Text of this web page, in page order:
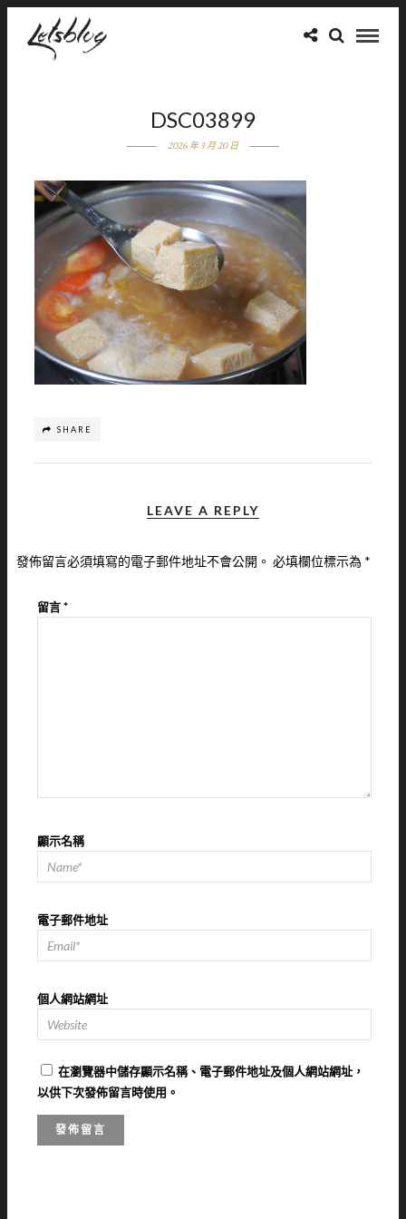
DSC03899
2026 年 3 月 20 日
SHARE
LEAVE A REPLY
發佈留言必須填寫的電子郵件地址不會公開。 必填欄位標示為 *
留言*
顯示名稱
電子郵件地址
個人網站網址
在瀏覽器中儲存顯示名稱、電子郵件地址及個人網站網址，
以供下次發佈留言時使用。